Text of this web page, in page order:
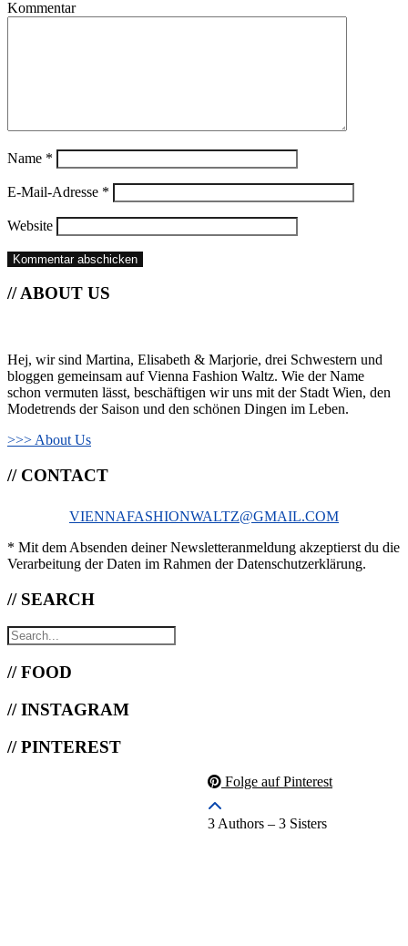
Kommentar
Name *
E-Mail-Adresse *
Website
// ABOUT US
Hej, wir sind Martina, Elisabeth & Marjorie, drei Schwestern und
bloggen gemeinsam auf Vienna Fashion Waltz. Wie der Name
schon vermuten lässt, beschäftigen wir uns mit der Stadt Wien, den
Modetrends der Saison und den schönen Dingen im Leben.
>>> About Us
// CONTACT
VIENNAFASHIONWALTZ@GMAIL.COM
* Mit dem Absenden deiner Newsletteranmeldung akzeptierst du die
Verarbeitung der Daten im Rahmen der Datenschutzerklärung.
// SEARCH
// FOOD
// INSTAGRAM
// PINTEREST
Folge auf Pinterest
3 Authors – 3 Sisters